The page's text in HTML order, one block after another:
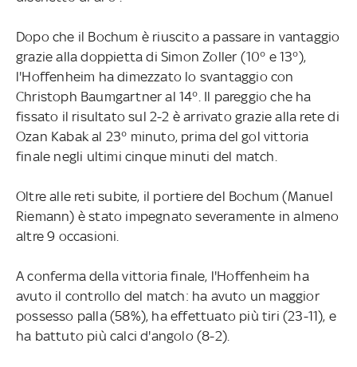
Dopo che il Bochum è riuscito a passare in vantaggio
grazie alla doppietta di Simon Zoller (10° e 13°),
l'Hoffenheim ha dimezzato lo svantaggio con
Christoph Baumgartner al 14°. Il pareggio che ha
fissato il risultato sul 2-2 è arrivato grazie alla rete di
Ozan Kabak al 23° minuto, prima del gol vittoria
finale negli ultimi cinque minuti del match.
Oltre alle reti subite, il portiere del Bochum (Manuel
Riemann) è stato impegnato severamente in almeno
altre 9 occasioni.
A conferma della vittoria finale, l'Hoffenheim ha
avuto il controllo del match: ha avuto un maggior
possesso palla (58%), ha effettuato più tiri (23-11), e
ha battuto più calci d'angolo (8-2).